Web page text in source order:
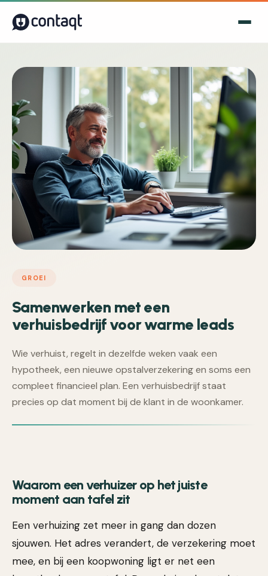
GROEI
Samenwerken met een
verhuisbedrijf voor warme leads
Wie verhuist, regelt in dezelfde weken vaak een
hypotheek, een nieuwe opstalverzekering en soms een
compleet financieel plan. Een verhuisbedrijf staat
precies op dat moment bij de klant in de woonkamer.
Waarom een verhuizer op het juiste
moment aan tafel zit
Een verhuizing zet meer in gang dan dozen
sjouwen. Het adres verandert, de verzekering moet
mee, en bij een koopwoning ligt er net een